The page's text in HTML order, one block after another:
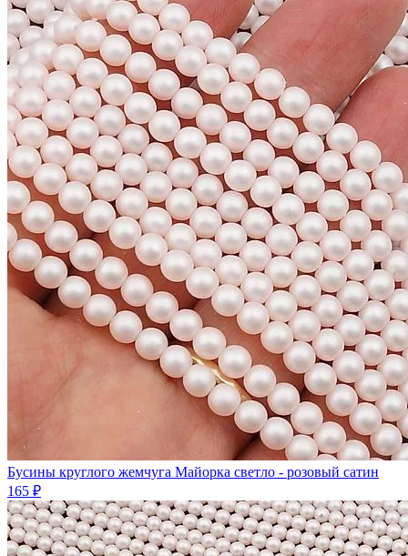
Бусины круглого жемчуга Майорка светло - розовый сатин
165 ₽